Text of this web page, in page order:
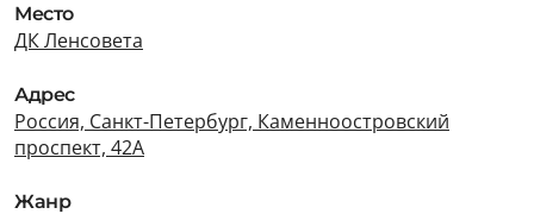
Место
ДК Ленсовета
Адрес
Россия, Санкт-Петербург, Каменноостровский
проспект, 42А
Жанр